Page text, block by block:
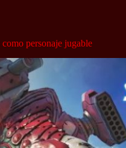
personaje jugable